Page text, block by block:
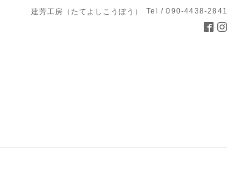
建芳工房（たてよしこうぼう） Tel / 090-4438-2841